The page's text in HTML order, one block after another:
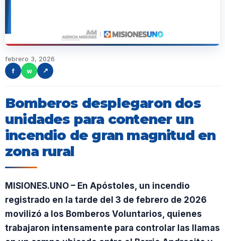
febrero 3, 2026
f
w ↗
Bomberos desplegaron dos
unidades para contener un
incendio de gran magnitud en
zona rural
MISIONES.UNO – En Apóstoles, un incendio
registrado en la tarde del 3 de febrero de 2026
movilizó a los Bomberos Voluntarios, quienes
trabajaron intensamente para controlar las llamas